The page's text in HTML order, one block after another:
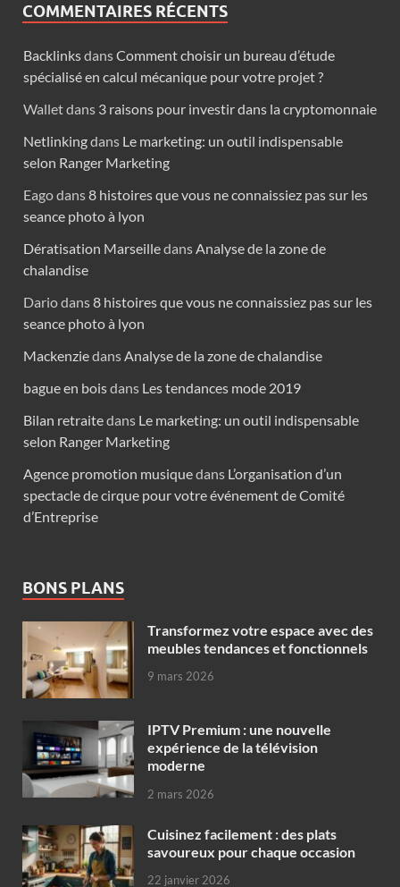
COMMENTAIRES RÉCENTS
BacklinksdansComment choisir un bureau d’étude
spécialisé en calcul mécanique pour votre projet ?
Walletdans 3 raisons pour investir dans la cryptomonnaie
Netlinkingdans Le marketing: un outil indispensable
selon Ranger Marketing
Eagodans8 histoires que vous ne connaissiez pas sur les
seance photo à lyon
Dératisation Marseilledans Analyse de la zone de
chalandise
Dariodans8 histoires que vous ne connaissiez pas sur les
seance photo à lyon
Mackenziedans Analyse de la zone de chalandise
bague en boisdans Les tendances mode 2019
Bilan retraitedans Le marketing: un outil indispensable
selon Ranger Marketing
Agence promotion musiquedans L’organisation d’un
spectacle de cirque pour votre événement de Comité
d’Entreprise
BONS PLANS
Transformez votre espace avec des
meubles tendances et fonctionnels
9 mars 2026
IPTV Premium : une nouvelle
expérience de la télévision
moderne
2 mars 2026
Cuisinez facilement : des plats
savoureux pour chaque occasion
22 janvier 2026